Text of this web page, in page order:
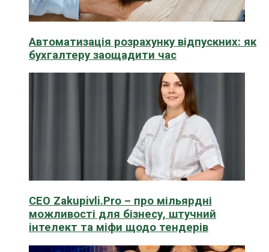
Автоматизація розрахунку відпускних: як
бухгалтеру заощадити час
CEO Zakupivli.Pro – про мільярдні
можливості для бізнесу, штучний
інтелект та міфи щодо тендерів